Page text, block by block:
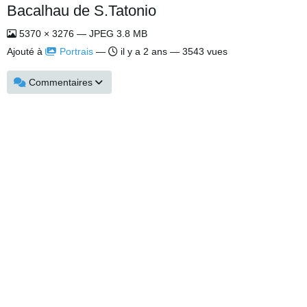
Bacalhau de S.Tatonio
5370 × 3276 — JPEG 3.8 MB
Ajouté à
Portrais — il y a 2 ans — 3543 vues
Commentaires